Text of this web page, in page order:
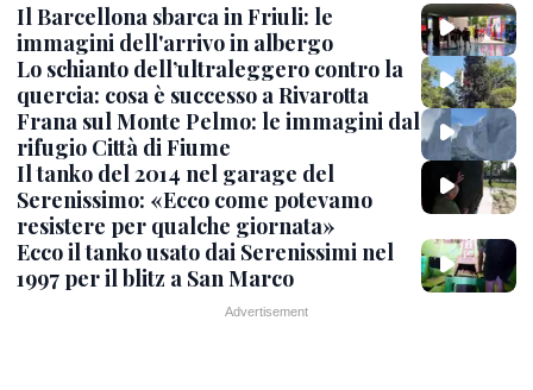
Il Barcellona sbarca in Friuli: le
immagini dell'arrivo in albergo
Lo schianto dell’ultraleggero contro la
quercia: cosa è successo a Rivarotta
Frana sul Monte Pelmo: le immagini dal
rifugio Città di Fiume
Il tanko del 2014 nel garage del
Serenissimo: «Ecco come potevamo
resistere per qualche giornata»
Ecco il tanko usato dai Serenissimi nel
1997 per il blitz a San Marco